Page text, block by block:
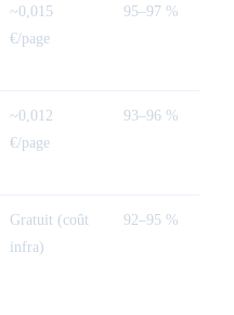
~0,015
€/page
95–97 %
~0,012
€/page
93–96 %
Gratuit (coût
infra)
92–95 %